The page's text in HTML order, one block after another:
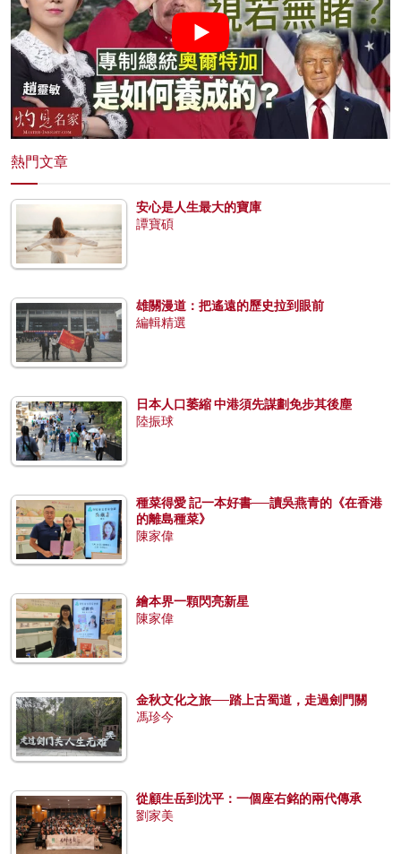
熱門文章
安心是人生最大的寶庫
譚寶碩
雄關漫道：把遙遠的歷史拉到眼前
編輯精選
日本人口萎縮 中港須先謀劃免步其後塵
陸振球
種菜得愛 記一本好書──讀吳燕青的《在香港
的離島種菜》
陳家偉
繪本界一顆閃亮新星
陳家偉
金秋文化之旅──踏上古蜀道，走過劍門關
馮珍今
從顧生岳到沈平：一個座右銘的兩代傳承
劉家美